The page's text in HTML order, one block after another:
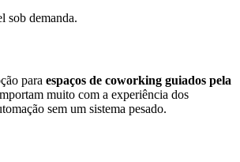
sob demanda.
para espaços de coworking guiados pela
muito com a experiência dos
sem um sistema pesado.